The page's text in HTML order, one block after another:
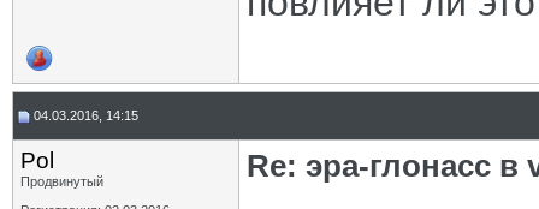
04.03.2016, 14:15
Pol
Продвинутый
Re: эра-глонасс в